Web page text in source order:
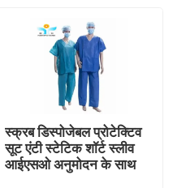
स्क्रब डिस्पोजेबल प्रोटेक्टिव
सूट एंटी स्टेटिक शॉर्ट स्लीव
आईएसओ अनुमोदन के साथ